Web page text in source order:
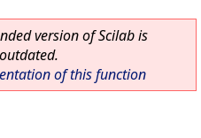
version of Scilab is
of this function